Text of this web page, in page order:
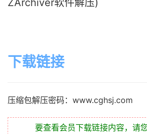
下载链接
压缩包解压密码：www.cghsj.com
要查看会员下载链接内容，请